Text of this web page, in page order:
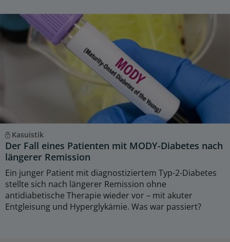
Kasuistik
Der Fall eines Patienten mit MODY-Diabetes nach
längerer Remission
Ein junger Patient mit diagnostiziertem Typ-2-Diabetes
stellte sich nach längerer Remission ohne
antidiabetische Therapie wieder vor – mit akuter
Entgleisung und Hyperglykämie. Was war passiert?